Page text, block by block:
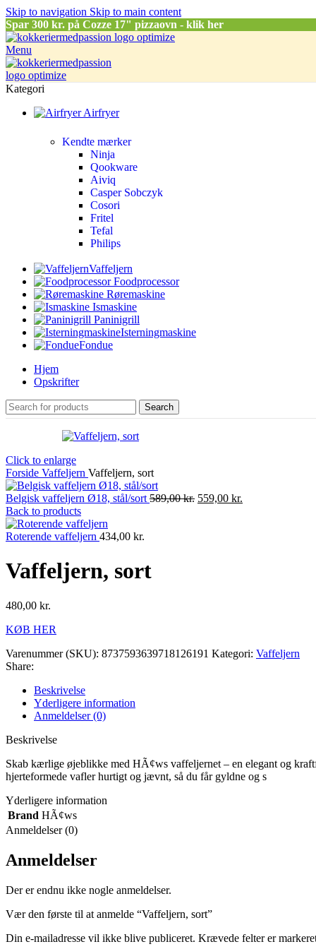
Skip to navigation Skip to main content
Spar 300 kr. på Cozze 17" pizzaovn - klik her
Menu
Kategori
Airfryer
Kendte mærker
Ninja
Qookware
Aiviq
Casper Sobczyk
Cosori
Fritel
Tefal
Philips
Vaffeljern
Foodprocessor
Røremaskine
Ismaskine
Paninigrill
Isterningmaskine
Fondue
Hjem
Opskrifter
Search
Click to enlarge
Forside Vaffeljern Vaffeljern, sort
Belgisk vaffeljern Ø18, stål/sort 589,00kr. 559,00 kr.
Back to products
Roterende vaffeljern 434,00 kr.
Vaffeljern, sort
480,00 kr.
KØB HER
Varenummer (SKU): 8737593639718126191 Kategori: Vaffeljern
Share:
Beskrivelse
Yderligere information
Anmeldelser (0)
Beskrivelse
Skab kærlige øjeblikke med HÃ¢ws vaffeljernet – en elegant og
hjerteformede vafler hurtigt og jævnt, så du får gyldne og s
Yderligere information
Brand HÃ¢ws
Anmeldelser (0)
Anmeldelser
Der er endnu ikke nogle anmeldelser.
Vær den første til at anmelde “Vaffeljern, sort”
Din e-mailadresse vil ikke blive publiceret. Krævede felter er